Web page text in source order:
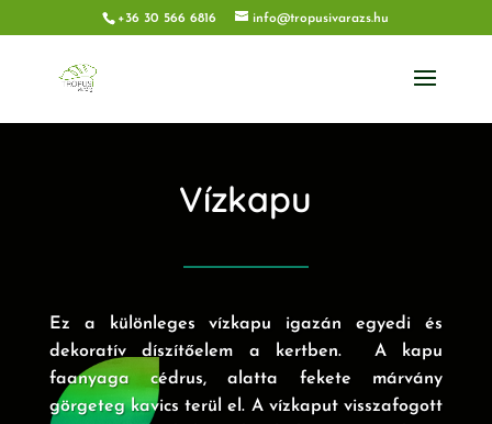
+36 30 566 6816 info@tropusivarazs.hu
Vízkapu
Ez a különleges vízkapu igazán egyedi és
dekoratív díszítőelem a kertben. A kapu
faanyaga cédrus, alatta fekete márvány
görgeteg kavics terül el. A vízkaput visszafogott